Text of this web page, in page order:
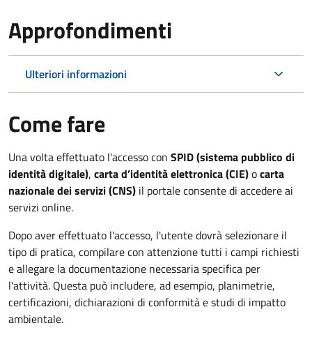
Approfondimenti
Ulteriori informazioni
Come fare
Una volta effettuato l'accesso con SPID (sistema pubblico di
identità digitale), carta d’identità elettronica (CIE)ocarta
nazionale dei servizi (CNS) il portale consente di accedere ai
servizi online.
Dopo aver effettuato l'accesso, l'utente dovrà selezionare il
tipo di pratica, compilare con attenzione tutti i campi richiesti
e allegare la documentazione necessaria specifica per
l'attività. Questa può includere, ad esempio, planimetrie,
certificazioni, dichiarazioni di conformità e studi di impatto
ambientale.